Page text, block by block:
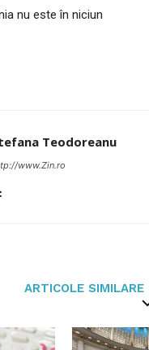
nu este în niciun
Teodoreanu
www.Zin.ro
ARTICOLE SIMILARE